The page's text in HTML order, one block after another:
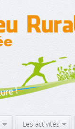
Les activités